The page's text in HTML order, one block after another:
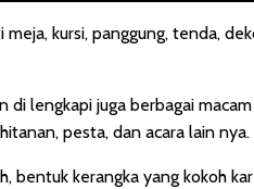
kursi, panggung, tenda,
lengkapi juga berbagai
pesta, dan acara lain nya.
bentuk kerangka yang kokoh